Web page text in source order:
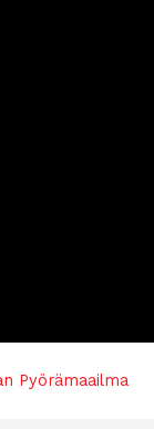
Pyörämaailma